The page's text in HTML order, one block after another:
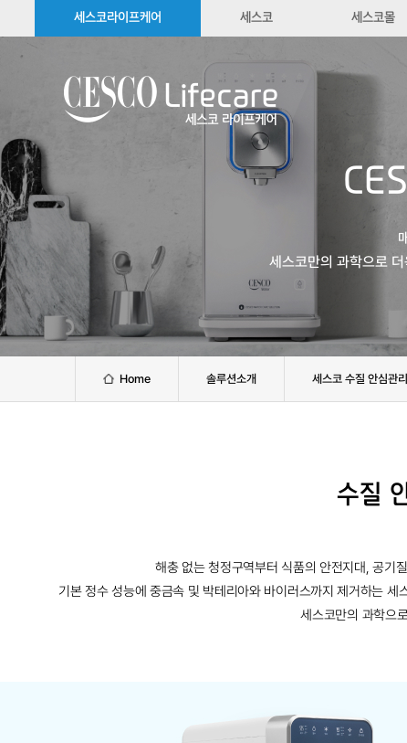
세스코라이프케어 세스코 세스코몰
세스코만의 과학으로
Home 솔루션소개 세스코 수질 안심관
수질
해충 없는 청정구역부터 식품의 안전지대, 공기
기본 정수 성능에 중금속 및 박테리아와 바이러스까지 제거하는
세스코만의 과학으